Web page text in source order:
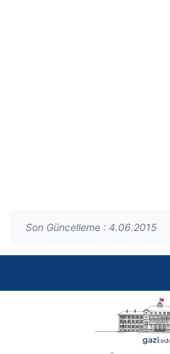
Son Güncelleme : 4.06.2015